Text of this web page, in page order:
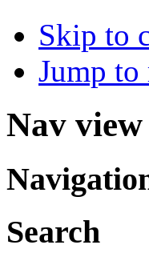
Skip to
Jump
Nav view
Search